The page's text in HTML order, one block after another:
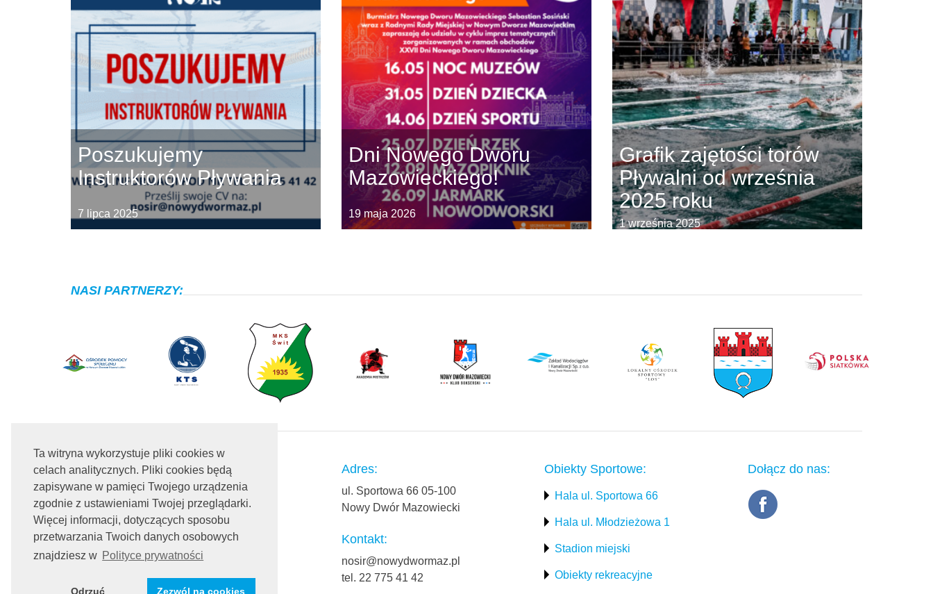
Ta witryna wykorzystuje pliki cookies w
celach analitycznych. Pliki cookies będą
zapisywane w pamięci Twojego urządzenia
zgodnie z ustawieniami Twojej przeglądarki.
Więcej informacji, dotyczących sposobu
przetwarzania Twoich danych osobowych
znajdziesz w Polityce prywatności
Odrzuć Zezwól na cookies
Poszukujemy
Instruktorów Pływania
7 lipca 2025
Dni Nowego Dworu
Mazowieckiego!
19 maja 2026
Grafik zajętości torów
Pływalni od września
2025 roku
1 września 2025
NASI PARTNERZY:
Adres:
ul. Sportowa 66 05-100
Nowy Dwór Mazowiecki
Kontakt:
nosir@nowydwormaz.pl
tel. 22 775 41 42
Obiekty Sportowe:
Hala ul. Sportowa 66
Hala ul. Młodzieżowa 1
Stadion miejski
Obiekty rekreacyjne
Dołącz do nas: